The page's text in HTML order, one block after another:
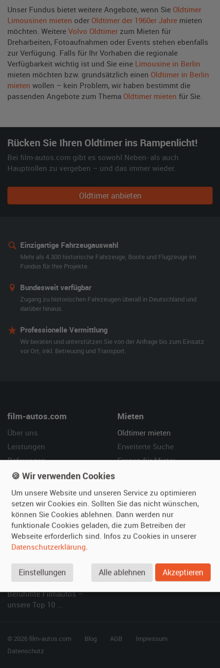
Unser Fundus bietet weitere Angebote, wenn Sie Oldtimer
Limousinen mieten oder Oldtimer der 1960er Jahre mieten
möchten. Weitere Volvo Oldtimer zum Mieten für
Dreharbeiten, Fotoaufnahmen oder Events stehen ebenfalls
zur Verfügung. Falls für Ihr Vorhaben die regionale
Verfügbarkeit wichtig ist und Sie eine Limousine in Berlin
mieten möchten bzw. grundsätzlich einen Oldtimer in Berlin
mieten wollen – kein Problem, wir haben bestimmt die
passenden Angebote zum Thema Oldtimer mieten für Sie.
Rücken Sie Ihren Oldtimer ins Rampenlicht!
Bei film-autos.com gibt es sowohl Neben- als auch
Hauptrollen zu vergeben – und das immer wieder.
Oldtimer anbieten
Einzigartige Fahrzeugauswahl
Mehr als 4.300 historische Fahrzeuge, Boote und Flugzeuge im
Fundus für Ihre Projekte.
Bundesweit verfügbar
Zugang zu historischen Fahrzeugen überall in Deutschland und
darüber hinaus.
Professionelle Vermittlung
Wir beraten und unterstützen Sie von der Anfrage bis zum Einsatz
vor Ort, inkl. Betreuung und Transport.
film-autos.com
Über uns
Leistungen
Referenzen
Kundenmeinungen
Mieten
Oldtimer mieten
Erweiterte Suche
Fragen für Mieter
Vermieten
Oldtimer anmelden
Fotos senden
Fragen für Vermieter
Hilfe
Häufige Fragen (FAQ)
So funktioniert's
SPECIAL
Berühmte Filmautos –
unsere Top 10 ...
© 2026 film-autos.com Blog AGB
Impressum
Datenschutz
🍪 Wir verwenden Cookies
Um unsere Website und unseren Service zu optimieren
setzen wir Cookies ein. Sollten Sie das nicht wünschen,
können Sie Cookies ablehnen. Dann werden nur
funktionale Cookies geladen, die zum Betreiben der
Webseite erforderlich sind. Infos zu Cookies in unserer
Datenschutzerklärung.
Einstellungen Alle ablehnen Akzeptieren